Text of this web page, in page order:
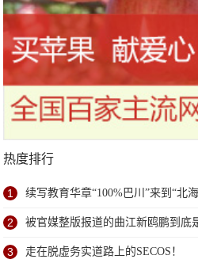
热度排行
1 续写教育华章“100%巴川”来到“北
2 被官媒整版报道的曲江新鸥鹏到底
3 走在脱虚务实道路上的SECOS！